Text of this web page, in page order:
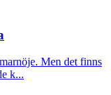
Men det finns
k...